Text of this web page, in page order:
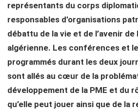
représentants du corps
responsables d’organisations
débattu de la vie et de l’avenir de
algérienne. Les conférences et
programmés durant les deux
sont allés au cœur de la
développement de la PME et du
qu’elle peut jouer ainsi que de la